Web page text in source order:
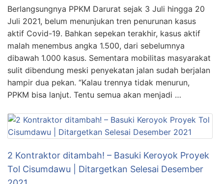
Berlangsungnya PPKM Darurat sejak 3 Juli hingga 20
Juli 2021, belum menunjukan tren penurunan kasus
aktif Covid-19. Bahkan sepekan terakhir, kasus aktif
malah menembus angka 1.500, dari sebelumnya
dibawah 1.000 kasus. Sementara mobilitas masyarakat
sulit dibendung meski penyekatan jalan sudah berjalan
hampir dua pekan. “Kalau trennya tidak menurun,
PPKM bisa lanjut. Tentu semua akan menjadi …
2 Kontraktor ditambah! – Basuki Keroyok Proyek
Tol Cisumdawu | Ditargetkan Selesai Desember